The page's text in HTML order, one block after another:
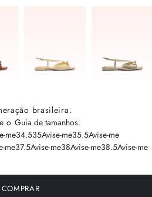
brasileira.
o Guia de tamanhos.
me34.535Avise-me35.5Avise-me
me37.5Avise-me38Avise-me38.5Avise-me
COMPRAR